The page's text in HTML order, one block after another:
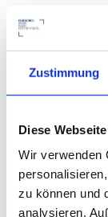
Zustimmung
Diese
Wir verwenden
zu können und
analysieren.